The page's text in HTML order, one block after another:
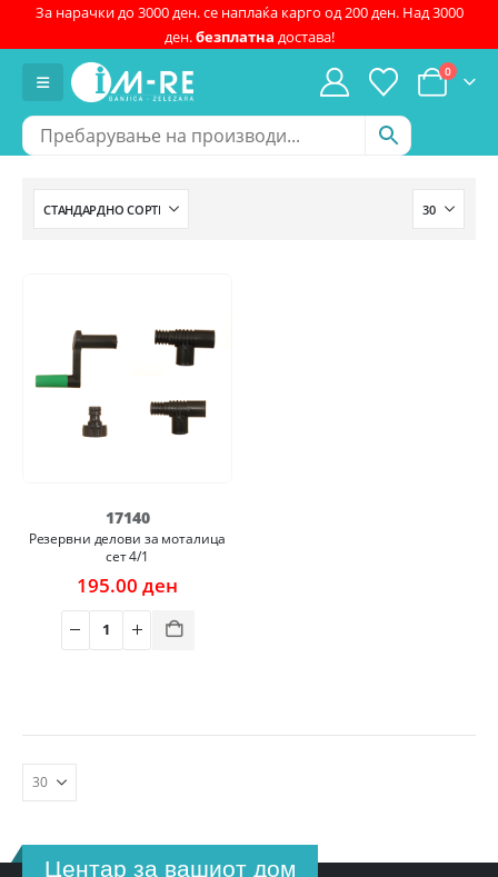
За нарачки до 3000 ден. се наплаќа карго од 200 ден. Над 3000
ден.безплатна достава!
0
17140
Резервни делови за моталица
сет 4/1
195.00 ден
Центар за вашиот дом